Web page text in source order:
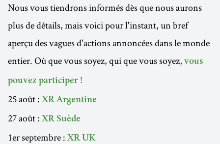
Nous vous tiendrons informés dès que nous aurons
plus de détails, mais voici pour l'instant, un bref
aperçu des vagues d'actions annoncées dans le monde
entier. Où que vous soyez, qui que vous soyez, vous
pouvez participer !
25 août : XR Argentine
27 août : XR Suède
1er septembre : XR UK